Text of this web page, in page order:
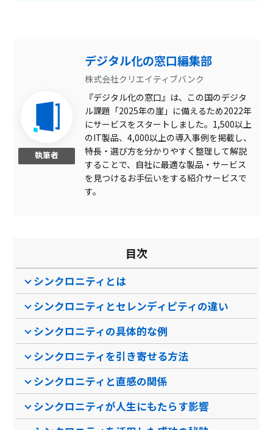
執筆者
デジタル化の窓口編集部
株式会社クリエイティブバンク
『デジタル化の窓口』は、この国のデジタ
ル課題「2025年の崖」に備えるため2022年
にサービスをスタートしました。1,500以上
のIT製品、4,000以上の導入事例を掲載し、
特長・選び方を分かりやすく整理して解説
することで、自社に最適な製品・サービス
を見つけるお手伝いをする紹介サービスで
す。
目次
シンクロニティとは
シンクロニティとセレンディピティの違い
シンクロニティの具体的な例
シンクロニティを引き寄せる方法
シンクロニティと直感の関係
シンクロニティが人生にもたらす影響